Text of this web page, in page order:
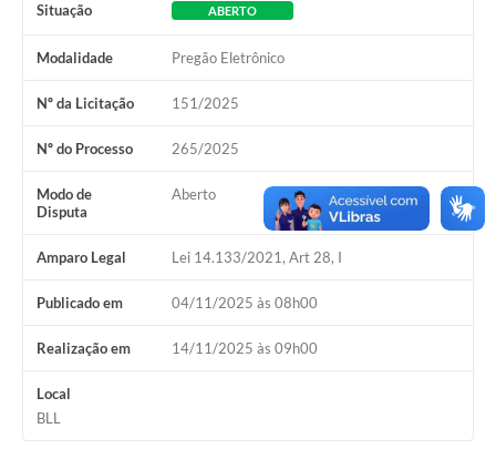
Contratos
Estatuto dos Servidores Municipais
PLANO MUNICIPAL DE ASSISTÊNCIA SOCIAL
A Nossa Cidade
Galeria de Vídeos
Banco do Povo Paulista
Situação ABERTO
Modalidade Pregão Eletrônico
Nº da Licitação 151/2025
Nº do Processo 265/2025
Modo de
Disputa
Aberto
Amparo Legal Lei 14.133/2021, Art 28, I
Publicado em 04/11/2025 às 08h00
Realização em 14/11/2025 às 09h00
Local
BLL